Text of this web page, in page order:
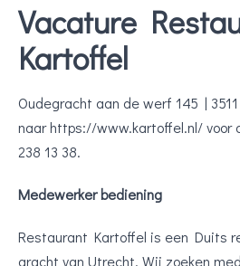
Vacature
Kartoffel
Oudegracht aan de werf 145 |
naar https://www.kartoffel.nl/ voor
238 13 38.
Medewerker bediening
Restaurant Kartoffel is een Duits
gracht van Utrecht. Wij zoeken